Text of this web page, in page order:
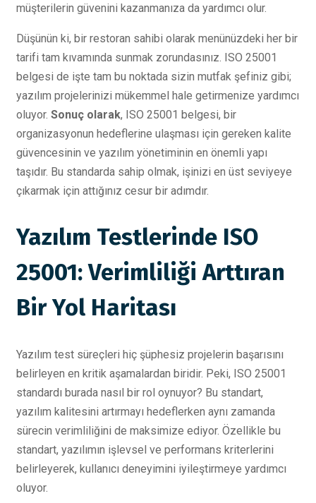
müşterilerin güvenini kazanmanıza da yardımcı olur.
Düşünün ki, bir restoran sahibi olarak menünüzdeki her bir
tarifi tam kıvamında sunmak zorundasınız. ISO 25001
belgesi de işte tam bu noktada sizin mutfak şefiniz gibi;
yazılım projelerinizi mükemmel hale getirmenize yardımcı
oluyor. Sonuç olarak, ISO 25001 belgesi, bir
organizasyonun hedeflerine ulaşması için gereken kalite
güvencesinin ve yazılım yönetiminin en önemli yapı
taşıdır. Bu standarda sahip olmak, işinizi en üst seviyeye
çıkarmak için attığınız cesur bir adımdır.
Yazılım Testlerinde ISO
25001: Verimliliği Arttıran
Bir Yol Haritası
Yazılım test süreçleri hiç şüphesiz projelerin başarısını
belirleyen en kritik aşamalardan biridir. Peki, ISO 25001
standardı burada nasıl bir rol oynuyor? Bu standart,
yazılım kalitesini artırmayı hedeflerken aynı zamanda
sürecin verimliliğini de maksimize ediyor. Özellikle bu
standart, yazılımın işlevsel ve performans kriterlerini
belirleyerek, kullanıcı deneyimini iyileştirmeye yardımcı
oluyor.